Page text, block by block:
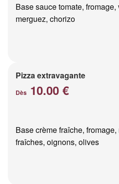
Base sauce tomate,
merguez, chorizo
Pizza extravagante
Dès 10.00 €
Base crème fraîche,
fraîches, oignons, olives